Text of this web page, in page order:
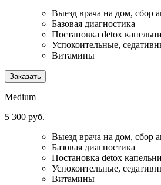
Выезд врача на дом, сбор
Базовая диагностика
Постановка detox
Успокоительные,
Витамины
Заказать
Medium
5 300 руб.
Выезд врача на дом, сбор
Базовая диагностика
Постановка detox
Успокоительные,
Витамины